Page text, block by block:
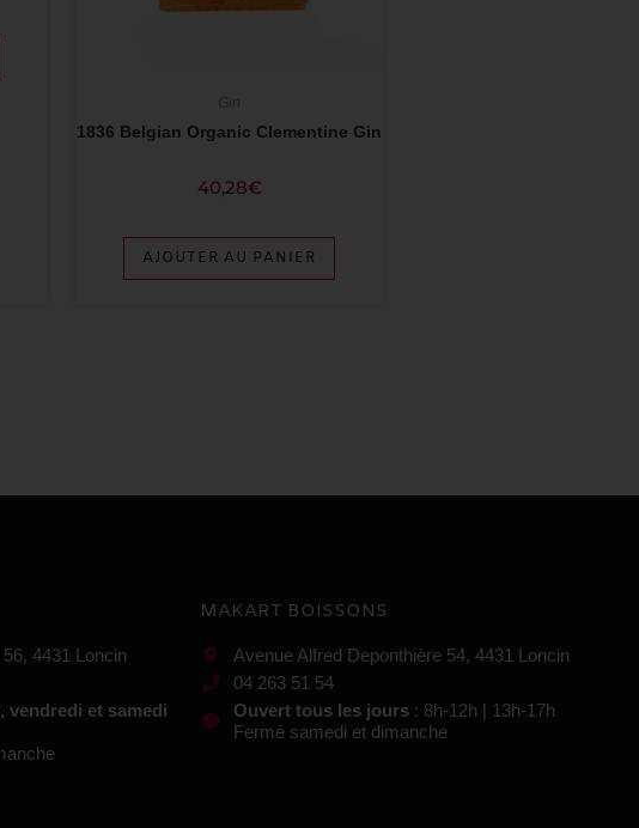
1836 Belgian Organic Clementine Gin
40,28€
AJOUTER AU PANIER
4431 Loncin
vendredi et samedi
MAKART BOISSONS
Avenue Alfred Deponthière 54, 4431 Loncin
04 263 51 54
Ouvert tous les jours: 8h-12h | 13h-17h
Fermé samedi et dimanche